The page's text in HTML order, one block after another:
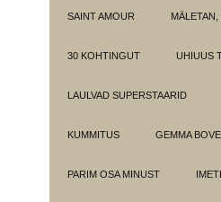
SAINT AMOUR MÄLETAN,
30 KOHTINGUT UHIUUS
LAULVAD SUPERSTAARID
KUMMITUS GEMMA
PARIM OSA MINUST